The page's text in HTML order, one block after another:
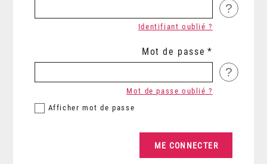
?
Identifiant oublié ?
Mot de passe
?
Afficher mot de passe
Mot de passe oublié ?